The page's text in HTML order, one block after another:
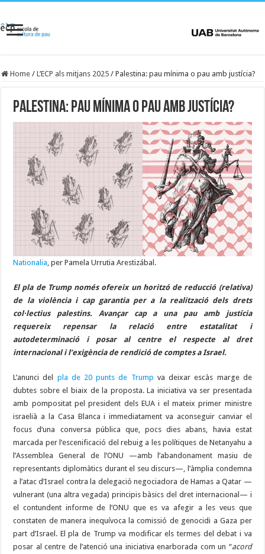
Home / L’ECP als mitjans 2025 / Palestina: pau mínima o pau amb justícia?
Palestina: pau mínima o pau amb justícia?
Nationalia , per Pamela Urrutia Arestizábal.
El pla de Trump només ofereix un horitzó de reducció (relativa)
de la violència i cap garantia per a la realització dels drets
col·lectius palestins. Avançar cap a una pau amb justícia
requereix repensar la relació entre estatalitat i
autodeterminació i posar al centre el respecte al dret
internacional i l’exigència de rendició de comptes a Israel.
L’anunci del pla de 20 punts de Trump va deixar escàs marge de
dubtes sobre el biaix de la proposta. La iniciativa va ser presentada
amb pompositat pel president dels EUA i el mateix primer ministre
israelià a la Casa Blanca i immediatament va aconseguir canviar el
focus d’una conversa pública que, pocs dies abans, havia estat
marcada per l’escenificació del rebuig a les polítiques de Netanyahu a
l’Assemblea General de l’ONU —amb l’abandonament masiu de
representants diplomàtics durant el seu discurs—, l’àmplia condemna
a l’atac d’Israel contra la delegació negociadora de Hamas a Qatar —
vulnerant (una altra vegada) principis bàsics del dret internacional— i
el contundent informe de l’ONU que es va afegir a les veus que
constaten de manera inequívoca la comissió de genocidi a Gaza per
part d’Israel. El pla de Trump va modificar els termes del debat i va
posar al centre de l’atenció una iniciativa enarborada com un “acord